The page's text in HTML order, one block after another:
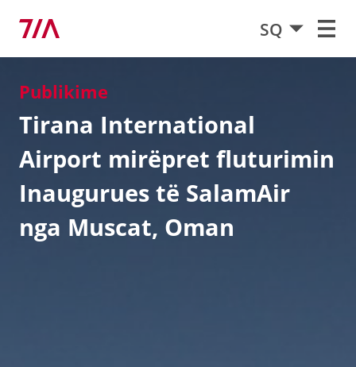
SQ
Publikime
Tirana International
Airport mirëpret fluturimin
Inaugurues të SalamAir
nga Muscat, Oman